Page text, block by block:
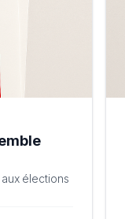
élections